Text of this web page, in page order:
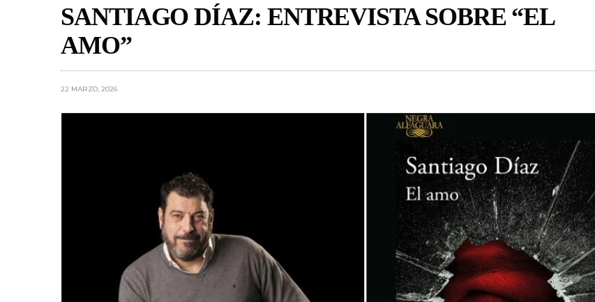
SANTIAGO DÍAZ: ENTREVISTA SOBRE “EL
AMO”
22 MARZO, 2026